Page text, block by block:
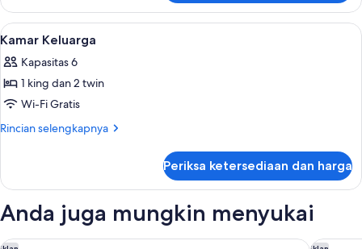
Suite
Presidensial
Lihat
semua
foto
untuk
Kamar
Keluarga
Kamar Keluarga | Seprai premium,
1
Kamar Keluarga
Kapasitas 6
1 king dan 2 twin
Wi-Fi Gratis
Rincian selengkapnya
Rincian
Kamar
Periksa ketersediaan dan harga
Anda juga mungkin menyukai